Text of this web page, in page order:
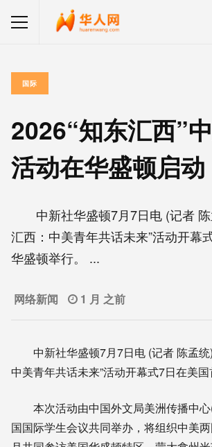
国际
2026“知东汇西”
活动在华盛顿启动
中新社华盛顿7月7日电 (记者 陈
汇西：中美青年共话未来”活动开幕
华盛顿举行。 ...
网络新闻 1 月 之前
中新社华盛顿7月7日电 (记者 陈孟统
中美青年共话未来”活动开幕式7日在美国
本次活动由中国外文局美洲传播中心
国国际学生会议共同举办，将组织中美